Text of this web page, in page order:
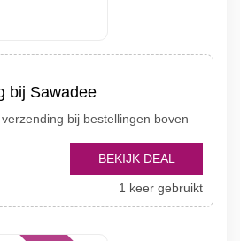
bij Sawadee
bij bestellingen boven
BEKIJK DEAL
1 keer gebruikt